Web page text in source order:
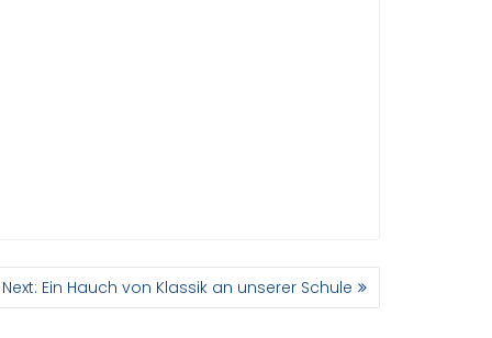
Next: Next
post:
Ein Hauch von Klassik an unserer Schule